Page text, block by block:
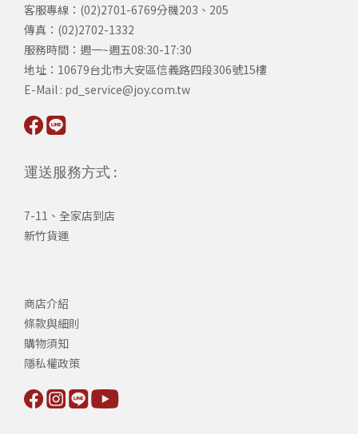
客服專線：(02)2701-6769分機203、205
傳真：(02)2702-1332
服務時間：週一~週五08:30-17:30
​地址：10679台北市大安區信義路四段306號15樓
​E-Mail : pd_service@joy.com.tw
運送服務方式 :
7-11、全家店到店
新竹貨運
商店介紹
條款與細則
購物須知
隱私權政策